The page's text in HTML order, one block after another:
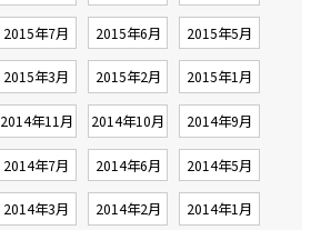
2015年7月 2015年6月 2015年5月
2015年3月 2015年2月 2015年1月
2014年11月 2014年10月 2014年9月
2014年7月 2014年6月 2014年5月
2014年3月 2014年2月 2014年1月